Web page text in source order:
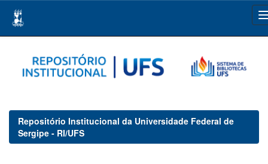
navigation
Repositório Institucional da Universidade Federal de
Sergipe - RI/UFS